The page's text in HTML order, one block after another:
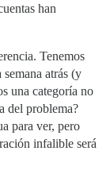
han
Tenemos
atrás (y
una categoría no
del problema?
para ver, pero
infalible será